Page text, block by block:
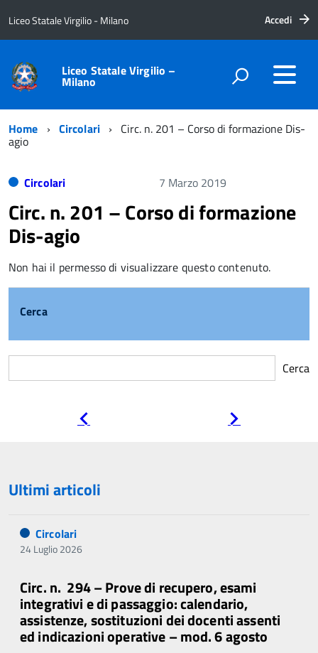
Liceo Statale Virgilio - Milano Accedi
Liceo Statale Virgilio –
Milano
Home Circolari Circ. n. 201 – Corso di formazione Dis-
agio
Circolari 7 Marzo 2019
Circ. n. 201 – Corso di formazione
Dis-agio
Non hai il permesso di visualizzare questo contenuto.
Cerca
Cerca
Ultimi articoli
Circolari
24 Luglio 2026
Circ. n. 294 – Prove di recupero, esami
integrativi e di passaggio: calendario,
assistenze, sostituzioni dei docenti assenti
ed indicazioni operative – mod. 6 agosto